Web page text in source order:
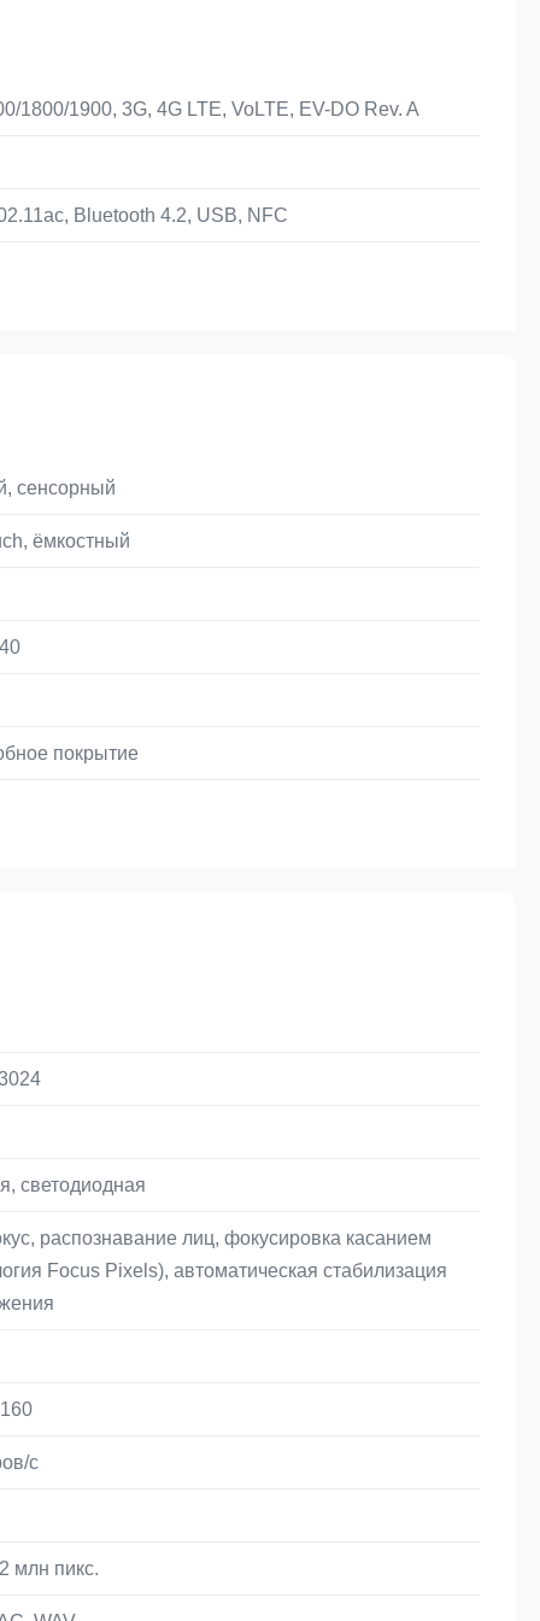
1800/1900, 3G, 4G LTE, VoLTE, EV-DO Rev. A
Bluetooth 4.2, USB, NFC
сенсорный
ёмкостный
покрытие
светодиодная
распознавание лиц, фокусировка касанием
Focus Pixels), автоматическая стабилизация
с
млн пикс.